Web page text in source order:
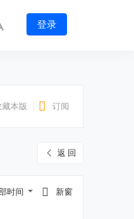
登录
藏本版 订阅
返 回
新窗
时间